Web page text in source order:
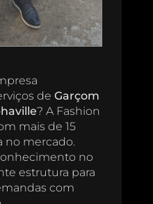
de Garçom
? A Fashion
mais de 15
no mercado.
no
estrutura para
com